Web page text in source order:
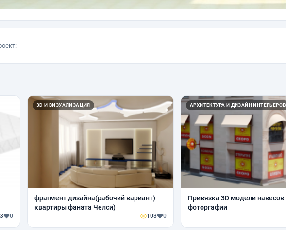
0
3D И ВИЗУАЛИЗАЦИЯ
фрагмент дизайна(рабочий вариант)
квартиры фаната Челси)
103 0
АРХИТЕКТУРА И ДИЗАЙН ИНТЕРЬЕРОВ
Привязка 3D модели навесов к
фоторгафии